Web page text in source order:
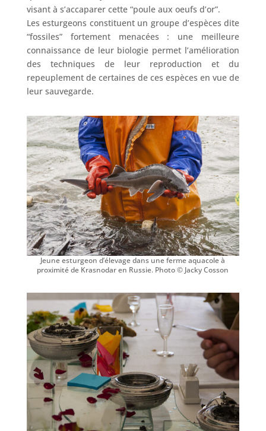
visant à s’accaparer cette “poule aux oeufs d’or”.
Les esturgeons constituent un groupe d’espèces dite
“fossiles” fortement menacées : une meilleure
connaissance de leur biologie permet l’amélioration
des techniques de leur reproduction et du
repeuplement de certaines de ces espèces en vue de
leur sauvegarde.
Jeune esturgeon d’élevage dans une ferme aquacole à
proximité de Krasnodar en Russie. Photo © Jacky Cosson